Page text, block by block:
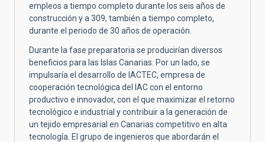
empleos a tiempo completo durante los seis años de
construcción y a 309, también a tiempo completo,
durante el periodo de 30 años de operación.
Durante la fase preparatoria se producirían diversos
beneficios para las Islas Canarias. Por un lado, se
impulsaría el desarrollo de IACTEC, empresa de
cooperación tecnológica del IAC con el entorno
productivo e innovador, con el que maximizar el retorno
tecnológico e industrial y contribuir a la generación de
un tejido empresarial en Canarias competitivo en alta
tecnología. El grupo de ingenieros que abordarán el